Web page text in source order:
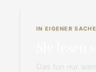
IN EIGENER
Das tun nur